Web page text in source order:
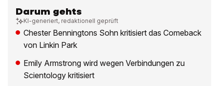
Darum gehts
KI-generiert, redaktionell geprüft
Chester Benningtons Sohn kritisiert das Comeback
von Linkin Park
Emily Armstrong wird wegen Verbindungen zu
Scientology kritisiert